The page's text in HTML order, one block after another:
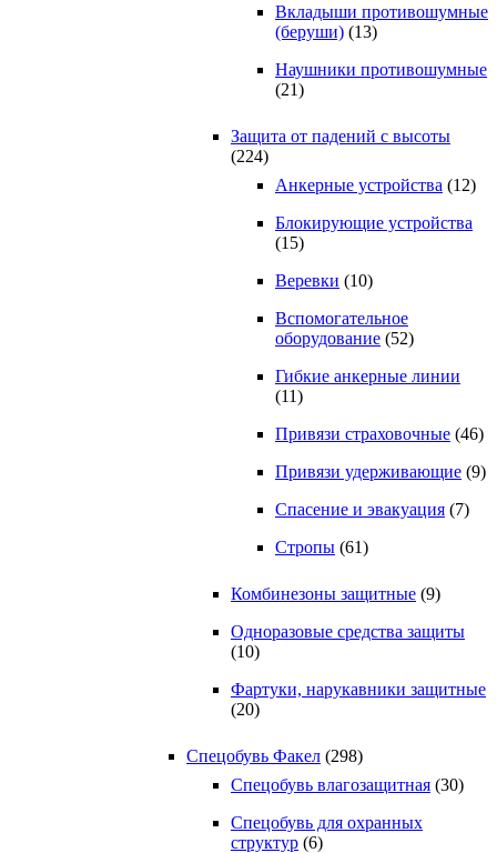
Вкладыши противошумные
(беруши) (13)
Наушники противошумные
(21)
Защита от падений с высоты
(224)
Анкерные устройства (12)
Блокирующие устройства
(15)
Веревки (10)
Вспомогательное
оборудование (52)
Гибкие анкерные линии
(11)
Привязи страховочные (46)
Привязи удерживающие (9)
Спасение и эвакуация (7)
Стропы (61)
Комбинезоны защитные (9)
Одноразовые средства защиты
(10)
Фартуки, нарукавники защитные
(20)
Спецобувь Факел (298)
Спецобувь влагозащитная (30)
Спецобувь для охранных
структур (6)